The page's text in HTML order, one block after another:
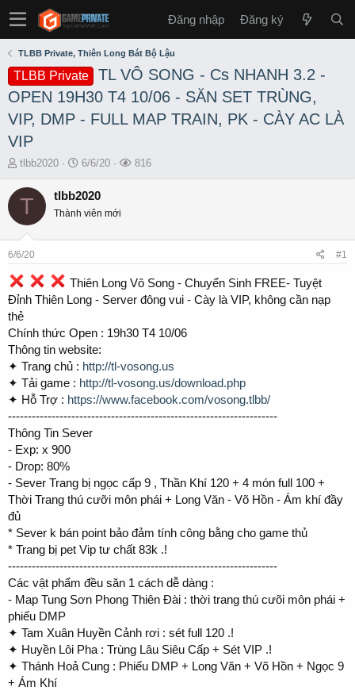
Đăng nhập Đăng ký
TLBB Private, Thiên Long Bát Bộ Lậu
TLBB Private
TL VÔ SONG - Cs NHANH 3.2 -
OPEN 19H30 T4 10/06 - SĂN SET TRÙNG,
VIP, DMP - FULL MAP TRAIN, PK - CÀY AC LÀ
VIP
T
r
s
a
r
t
e
r
tlbb2020
S
a
e
6/6/20
L
816
T tlbb2020
Thành viên mới
6/6/20 #1
Thiên Long Vô Song - Chuyển Sinh FREE- Tuyệt
Đỉnh Thiên Long - Server đông vui - Cày là VIP, không cần nạp
thẻ
Chính thức Open : 19h30 T4 10/06
Thông tin website:
✦ Trang chủ : http://tl-vosong.us
✦ Tải game : http://tl-vosong.us/download.php
✦ Hỗ Trợ : https://www.facebook.com/vosong.tlbb/
--------------------------------------------------------------------
Thông Tin Sever
- Exp: x 900
- Drop: 80%
- Sever Trang bị ngọc cấp 9 , Thần Khí 120 + 4 món full 100 +
Thời Trang thú cưỡi môn phái + Long Văn - Võ Hồn - Ám khí đầy
đủ
* Sever k bán point bảo đảm tính công bằng cho game thủ
* Trang bị pet Vip tư chất 83k .!
--------------------------------------------------------------------
Các vật phẩm đều săn 1 cách dễ dàng :
- Map Tung Sơn Phong Thiên Đài : thời trang thú cưõi môn phái +
phiếu DMP
✦ Tam Xuân Huyền Cảnh rơi : sét full 120 .!
✦ Huyền Lôi Pha : Trùng Lâu Siêu Cấp + Sét VIP .!
✦ Thánh Hoả Cung : Phiếu DMP + Long Văn + Võ Hồn + Ngọc 9
+ Ám Khí